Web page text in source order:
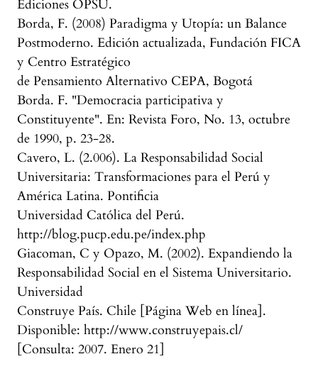
Ediciones OPSU.
Borda, F. (2008) Paradigma y Utopía: un Balance
Postmoderno. Edición actualizada, Fundación FICA
y Centro Estratégico
de Pensamiento Alternativo CEPA, Bogotá
Borda. F. "Democracia participativa y
Constituyente". En: Revista Foro, No. 13, octubre
de 1990, p. 23-28.
Cavero, L. (2.006). La Responsabilidad Social
Universitaria: Transformaciones para el Perú y
América Latina. Pontificia
Universidad Católica del Perú.
http://blog.pucp.edu.pe/index.php
Giacoman, C y Opazo, M. (2002). Expandiendo la
Responsabilidad Social en el Sistema Universitario.
Universidad
Construye País. Chile [Página Web en línea].
Disponible: http://www.construyepais.cl/
[Consulta: 2007. Enero 21]